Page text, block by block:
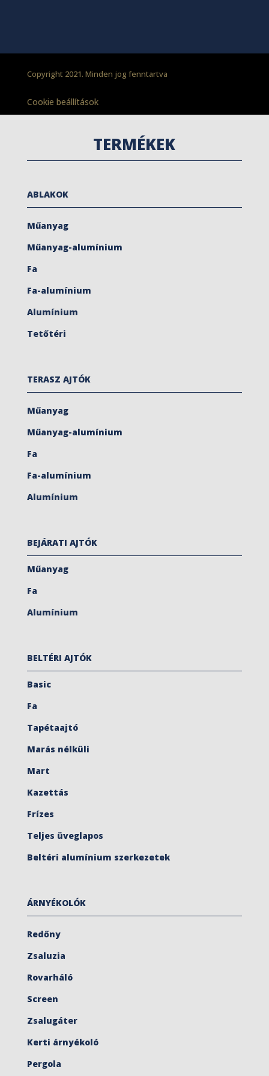
Copyright 2021. Minden jog fenntartva
Cookie beállítások
TERMÉKEK
ABLAKOK
Műanyag
Műanyag-alumínium
Fa
Fa-alumínium
Alumínium
Tetőtéri
TERASZ AJTÓK
Műanyag
Műanyag-alumínium
Fa
Fa-alumínium
Alumínium
BEJÁRATI AJTÓK
Műanyag
Fa
Alumínium
BELTÉRI AJTÓK
Basic
Fa
Tapétaajtó
Marás nélküli
Mart
Kazettás
Frízes
Teljes üveglapos
Beltéri alumínium szerkezetek
ÁRNYÉKOLÓK
Redőny
Zsaluzia
Rovarháló
Screen
Zsalugáter
Kerti árnyékoló
Pergola